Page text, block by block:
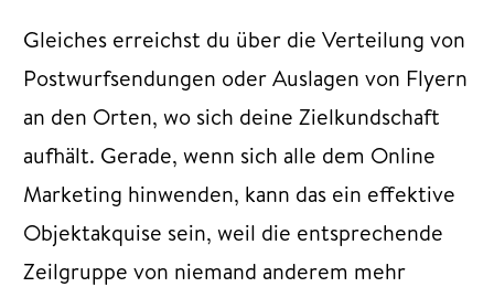
Gleiches erreichst du über die Verteilung von
Postwurfsendungen oder Auslagen von Flyern
an den Orten, wo sich deine Zielkundschaft
aufhält. Gerade, wenn sich alle dem Online
Marketing hinwenden, kann das ein effektive
Objektakquise sein, weil die entsprechende
Zeilgruppe von niemand anderem mehr